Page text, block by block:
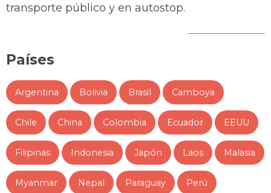
transporte público y en autostop.
Países
Argentina Bolivia Brasil Camboya
Chile China Colombia Ecuador EEUU
Filipinas Indonesia Japón Laos Malasia
Myanmar Nepal Paraguay Perú